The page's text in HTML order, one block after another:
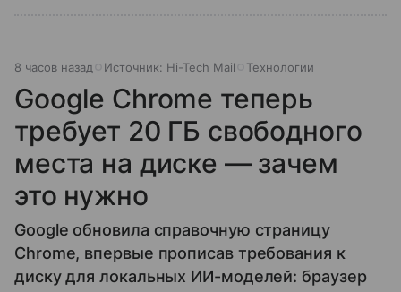
8 часов назад Источник: Hi-Tech Mail Технологии
Google Chrome теперь
требует 20 ГБ свободного
места на диске — зачем
это нужно
Google обновила справочную страницу
Chrome, впервые прописав требования к
диску для локальных ИИ-моделей: браузер